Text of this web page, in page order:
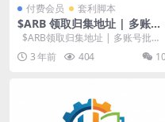
付费会员 套利脚本
$ARB 领取归集地址 | 多账号
批量领取脚本工具
$ARB领取归集地址 | 多账号批量
领取脚本工具是一款方便快捷的
数...3 年前 404